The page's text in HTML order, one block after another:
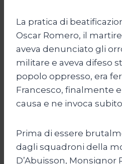
La pratica di
Oscar Romero, il
aveva denunciato gli
militare e aveva difeso
popolo oppresso, era
Francesco, finalmente
causa e ne invoca
Prima di essere
dagli squadroni della
D’Abuisson, Monsignor